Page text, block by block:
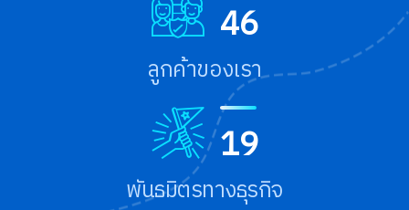
46
ลูกค้าของเรา
19
พันธมิตรทางธุรกิจ